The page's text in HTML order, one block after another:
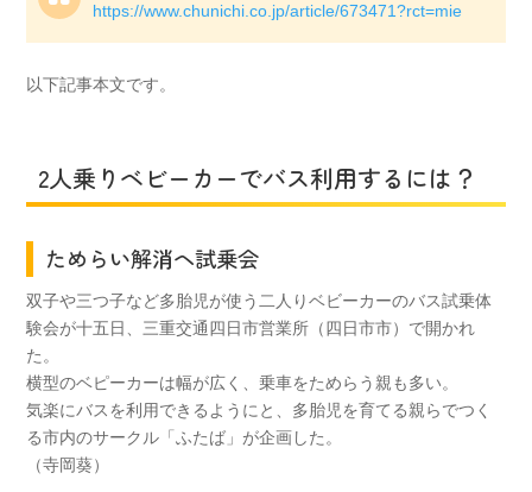
https://www.chunichi.co.jp/article/673471?rct=mie
以下記事本文です。
2人乗りベビーカーでバス利用するには？
ためらい解消ヘ試乗会
双子や三つ子など多胎児が使う二人りベビーカーのバス試乗体
験会が十五日、三重交通四日市営業所（四日市市）で開かれ
た。
横型のベピーカーは幅が広く、乗車をためらう親も多い。
気楽にバスを利用できるようにと、多胎児を育てる親らでつく
る市内のサークル「ふたば」が企画した。
（寺岡葵）